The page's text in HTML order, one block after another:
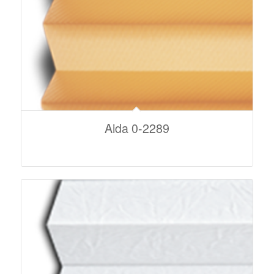
Aida 0-2289